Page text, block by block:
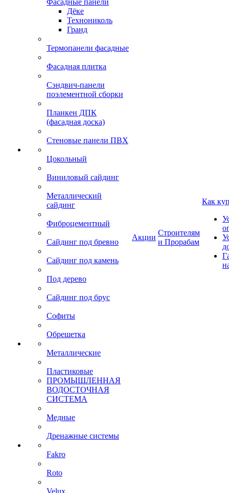
Фасадные панели
Дёке
Технониколь
Гранд
Термопанели фасадные
Фасадная плитка
Сэндвич-панели
поэлементной сборки
Планкен ДПК
(фасадная доска)
Стеновые панели ПВХ
Цокольный
Виниловый сайдинг
Металлический
сайдинг
Фиброцементный
Сайдинг под бревно
Сайдинг под камень
Под дерево
Сайдинг под брус
Софиты
Обрешетка
Металлические
Пластиковые
ПРОМЫШЛЕННАЯ
ВОДОСТОЧНАЯ
СИСТЕМА
Медные
Дренажные системы
Fakro
Roto
Velux
Акции
Строителям
и Прорабам
Как